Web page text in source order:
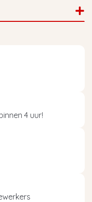
4 uur!